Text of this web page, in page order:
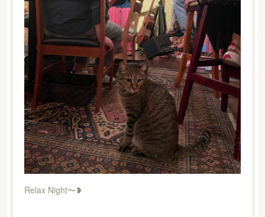
Relax Night〜❥